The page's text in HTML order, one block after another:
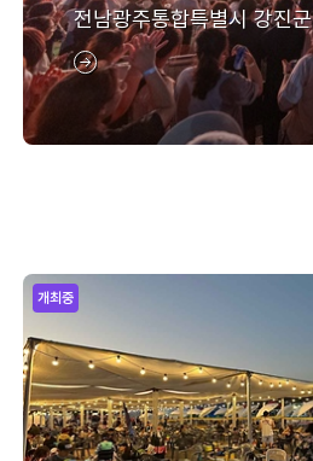
전남광주통합특별시 강진군
개최중